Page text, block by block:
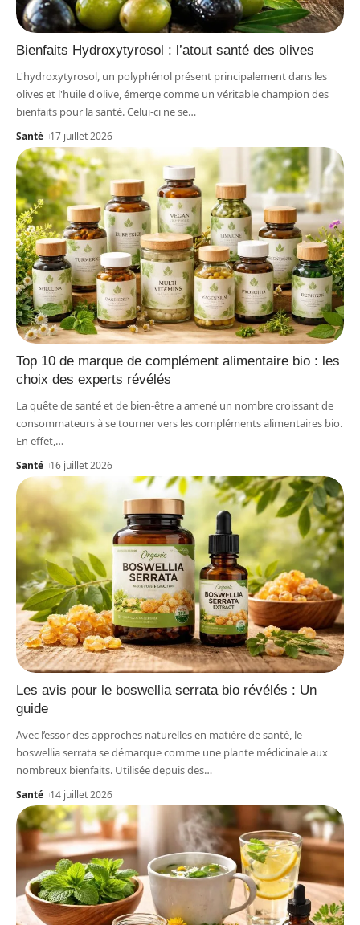
Bienfaits Hydroxytyrosol : l’atout santé des olives
L'hydroxytyrosol, un polyphénol présent principalement dans les
olives et l'huile d'olive, émerge comme un véritable champion des
bienfaits pour la santé. Celui-ci ne se…
Santé 17 juillet 2026
Top 10 de marque de complément alimentaire bio : les
choix des experts révélés
La quête de santé et de bien-être a amené un nombre croissant de
consommateurs à se tourner vers les compléments alimentaires bio.
En effet,…
Santé 16 juillet 2026
Les avis pour le boswellia serrata bio révélés : Un
guide
Avec l’essor des approches naturelles en matière de santé, le
boswellia serrata se démarque comme une plante médicinale aux
nombreux bienfaits. Utilisée depuis des…
Santé 14 juillet 2026